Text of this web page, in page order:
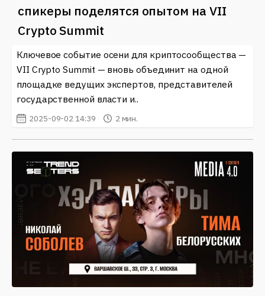
спикеры поделятся опытом на VII
Crypto Summit
Ключевое событие осени для криптосообщества —
VII Crypto Summit — вновь объединит на одной
площадке ведущих экспертов, представителей
государственной власти и..
2025-09-02 14:39 2 мин.